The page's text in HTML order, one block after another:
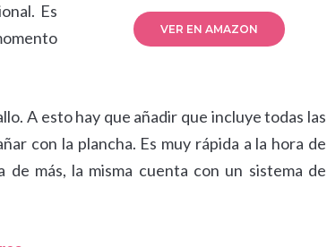
VER EN AMAZON
Es
A esto hay que añadir que incluye todas las
con la plancha. Es muy rápida a la hora de
más, la misma cuenta con un sistema de